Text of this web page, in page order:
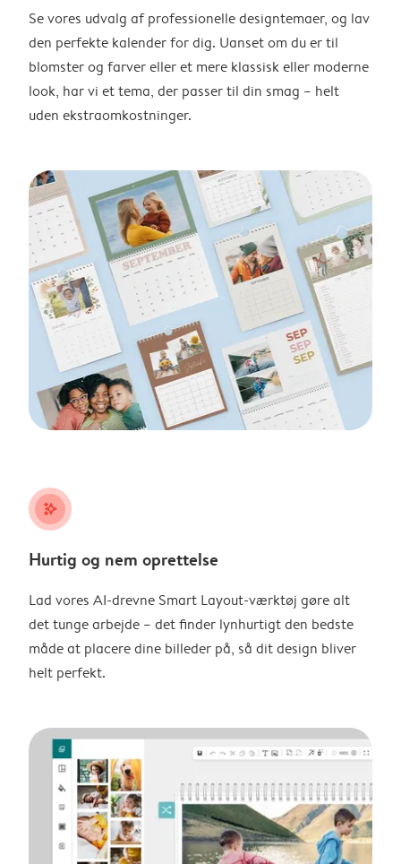
Se vores udvalg af professionelle designtemaer, og lav
den perfekte kalender for dig. Uanset om du er til
blomster og farver eller et mere klassisk eller moderne
look, har vi et tema, der passer til din smag – helt
uden ekstraomkostninger.
stars_plus
Hurtig og nem oprettelse
Lad vores AI-drevne Smart Layout-værktøj gøre alt
det tunge arbejde – det finder lynhurtigt den bedste
måde at placere dine billeder på, så dit design bliver
helt perfekt.